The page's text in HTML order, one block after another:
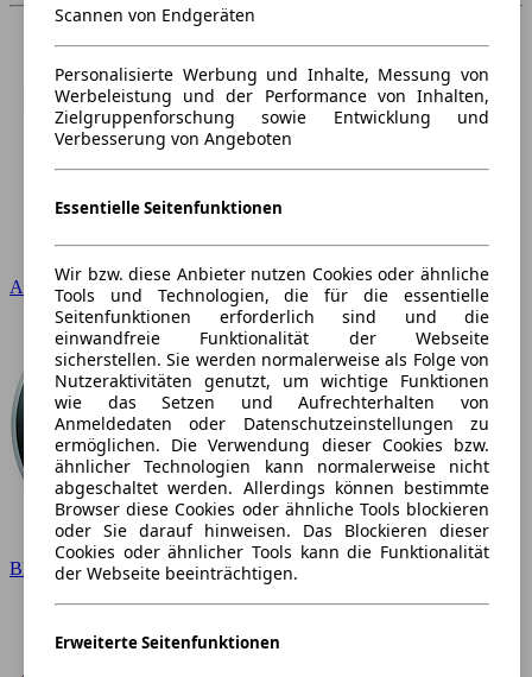
Audi
BMW
Scannen von Endgeräten
Personalisierte Werbung und Inhalte, Messung von
Werbeleistung und der Performance von Inhalten,
Zielgruppenforschung sowie Entwicklung und
Verbesserung von Angeboten
Essentielle Seitenfunktionen
Wir bzw. diese Anbieter nutzen Cookies oder ähnliche
Tools und Technologien, die für die essentielle
Seitenfunktionen erforderlich sind und die
einwandfreie Funktionalität der Webseite
sicherstellen. Sie werden normalerweise als Folge von
Nutzeraktivitäten genutzt, um wichtige Funktionen
wie das Setzen und Aufrechterhalten von
Anmeldedaten oder Datenschutzeinstellungen zu
ermöglichen. Die Verwendung dieser Cookies bzw.
ähnlicher Technologien kann normalerweise nicht
abgeschaltet werden. Allerdings können bestimmte
Browser diese Cookies oder ähnliche Tools blockieren
oder Sie darauf hinweisen. Das Blockieren dieser
Cookies oder ähnlicher Tools kann die Funktionalität
der Webseite beeinträchtigen.
Erweiterte Seitenfunktionen